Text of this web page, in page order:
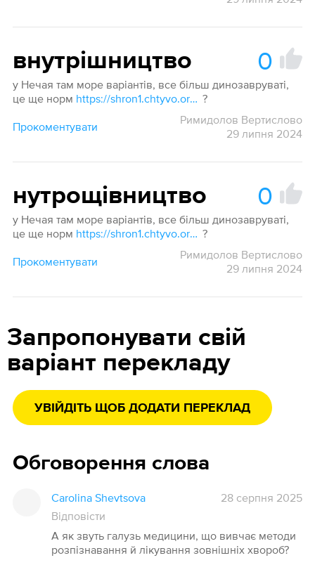
внутрішництво 0
у Нечая там море варіантів, все більш динозавруваті,
це ще норм
https://shron1.chtyvo.org.ua/Nechai_Stanislav/Rosiisko_-_ukrainskyi_medychnyi_slovnyk_z_inshomovnymy_nazvamy_2003.pdf ?
Прокоментувати
Римидолов Вертислово
29 липня 2024
нутрощівництво 0
у Нечая там море варіантів, все більш динозавруваті,
це ще норм
https://shron1.chtyvo.org.ua/Nechai_Stanislav/Rosiisko_-_ukrainskyi_medychnyi_slovnyk_z_inshomovnymy_nazvamy_2003.pdf ?
Прокоментувати
Римидолов Вертислово
29 липня 2024
Запропонувати свій
варіант перекладу
УВІЙДІТЬ ЩОБ ДОДАТИ ПЕРЕКЛАД
Обговорення слова
Carolina Shevtsova
28 серпня 2025
Відповісти
А як звуть галузь медицини, що вивчає методи
розпізнавання й лікування зовнішніх хвороб?